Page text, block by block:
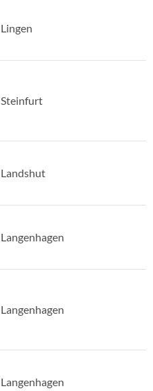
Lingen
Steinfurt
Landshut
Langenhagen
Langenhagen
Langenhagen